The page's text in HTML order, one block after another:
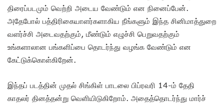
திரைப்படமும் வெற்றி அடைய வேண்டும் என நினைப்பேன்.
அதேபோல் பத்திரிகையாளர்களாகிய நீங்களும் இந்த சினிமாத்துறை
வளர்ச்சி அடைவதற்கும், மீண்டும் எழுச்சி பெறுவதற்கும்
உங்களாலான பங்களிப்பை தொடர்ந்து வழங்க வேண்டும் என
கேட்டுக்கொள்கிறேன்.‌
இந்தப் படத்தின் முதல் சிங்கிள் பாடலை பிப்ரவரி 14-ம் தேதி
காதலர் தினத்தன்று வெளியிடுகிறோம். அதைத்தொடர்ந்து மார்ச்